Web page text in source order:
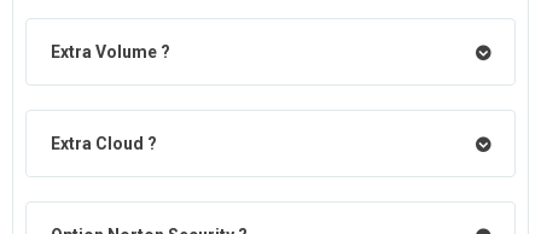
Extra Volume ?
Extra Cloud ?